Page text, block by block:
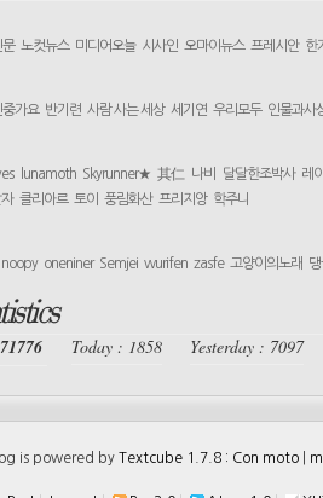
문 노컷뉴스 미디어오늘 시사인 오마이뉴스 프레시안 한
중가요 반기련 사람 사는 세상 세기연 우리모두 인물과사
lunamoth Skyrunner★ 其仁 나비 달달한조박사 레
클리아르 토이 풍림화산 프리지앙 학주니
noopy oneniner Semjei wurifen zasfe 고양이의노래
Today : 1858 Yesterday : 7097
is powered by Textcube 1.7.8 : Con moto